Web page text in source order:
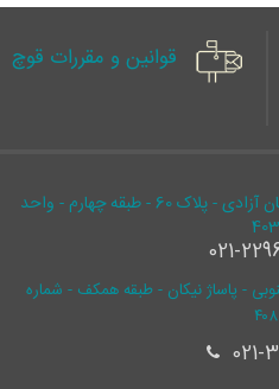
قوانین و مقررات قوچ
میدان هروی - خیابان آزادی - پلاک 60 - طبقه چهارم - واحد
403
021-
- پاساژ نیکان - طبقه همکف - شماره
۴۰۸
021-